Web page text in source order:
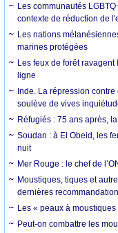
Les communautés
contexte de réduction de
Les nations
marines protégées
Les feux de forêt ravagent
ligne
Inde. La répression contre
soulève de vives
Réfugiés : 75 ans après,
Soudan : à El Obeid, les
nuit
Mer Rouge : le chef de
Moustiques, tiques et
dernières
Les « peaux à
Peut-on combattre les